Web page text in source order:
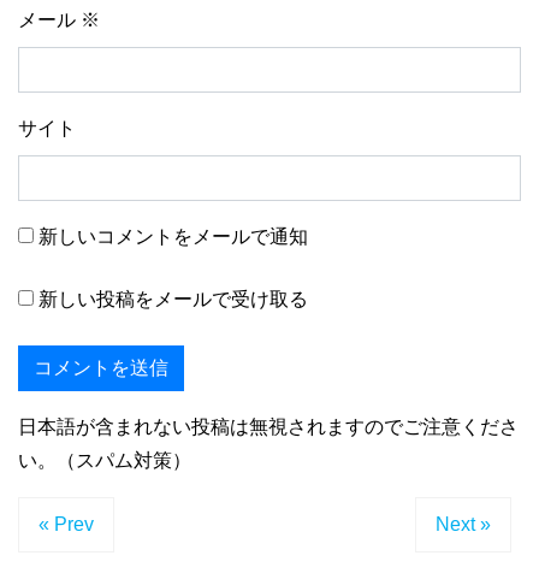
メール ※
サイト
新しいコメントをメールで通知
新しい投稿をメールで受け取る
日本語が含まれない投稿は無視されますのでご注意くださ
い。（スパム対策）
« Prev Next »